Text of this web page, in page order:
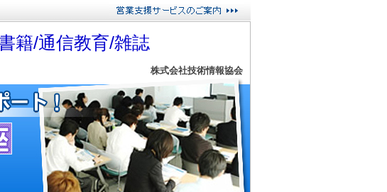
籍/通信教育/雑誌
株式会社技術情報協会